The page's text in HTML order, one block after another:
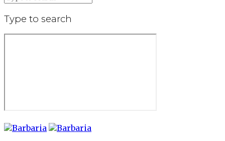
Type to search